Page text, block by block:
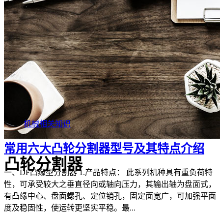
凸轮分割器
机械相关知识
常用六大凸轮分割器型号及其特点介绍
一、DF凸缘型分割器 1.产品特点： 此系列机种具有重负荷特
性，可承受较大之垂直径向或轴向压力，其输出轴为盘面式，
有凸缘中心、盘面螺孔、定位销孔，固定面宽广，可加强平面
度及稳固性，使运转更坚实平稳。最...